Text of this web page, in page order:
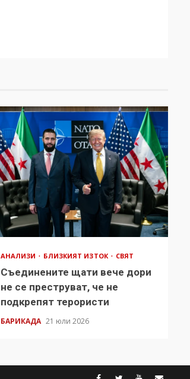
АНАЛИЗИ БЛИЗКИЯТ ИЗТОК СВЯТ
Съединените щати вече дори
не се преструват, че не
подкрепят терористи
БАРИКАДА 21 юли 2026